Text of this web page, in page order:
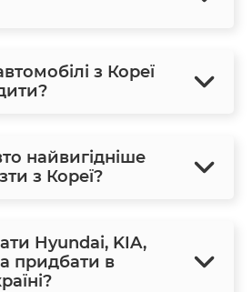
з Кореї
найвигідніше
з Кореї?
Hyundai, KIA,
придбати в